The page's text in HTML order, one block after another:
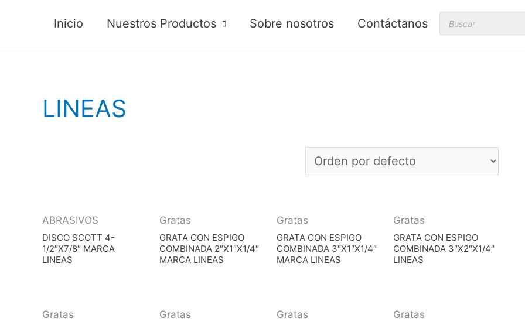
Inicio Nuestros Productos Sobre nosotros Contáctanos
Products
search
LINEAS
ABRASIVOS
DISCO SCOTT 4-
1/2″X7/8″ MARCA
LINEAS
Gratas
GRATA CON ESPIGO
COMBINADA 2″X1″X1/4″
MARCA LINEAS
Gratas
GRATA CON ESPIGO
COMBINADA 3″X1″X1/4″
MARCA LINEAS
Gratas
GRATA CON ESPIGO
COMBINADA 3″X2″X1/4″
LINEAS
Gratas Gratas Gratas Gratas